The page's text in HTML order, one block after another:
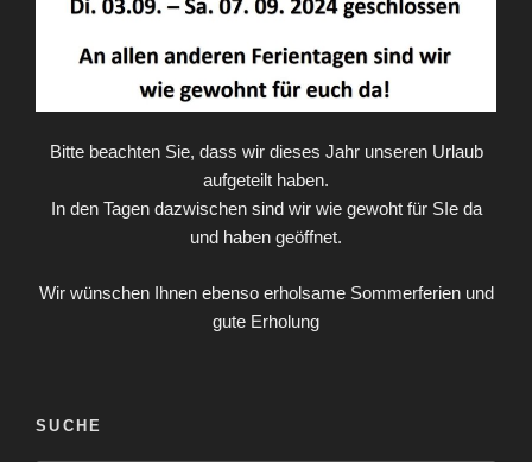
Bitte beachten Sie, dass wir dieses Jahr unseren Urlaub
aufgeteilt haben.
In den Tagen dazwischen sind wir wie gewoht für SIe da
und haben geöffnet.
Wir wünschen Ihnen ebenso erholsame Sommerferien und
gute Erholung
SUCHE